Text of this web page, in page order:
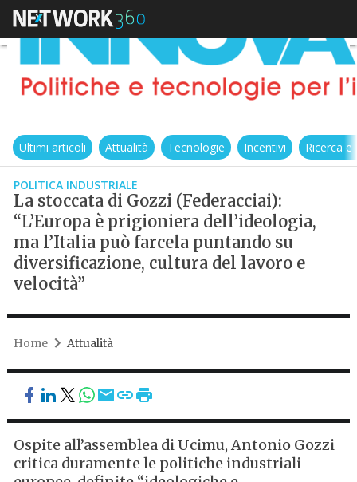
Ultimi articoli Attualità Tecnologie Incentivi Ricerca
POLITICA INDUSTRIALE
La stoccata di Gozzi (Federacciai):
“L’Europa è prigioniera dell’ideologia,
ma l’Italia può farcela puntando su
diversificazione, cultura del lavoro e
velocità”
Home Attualità
Ospite all’assemblea di Ucimu, Antonio Gozzi
critica duramente le politiche industriali